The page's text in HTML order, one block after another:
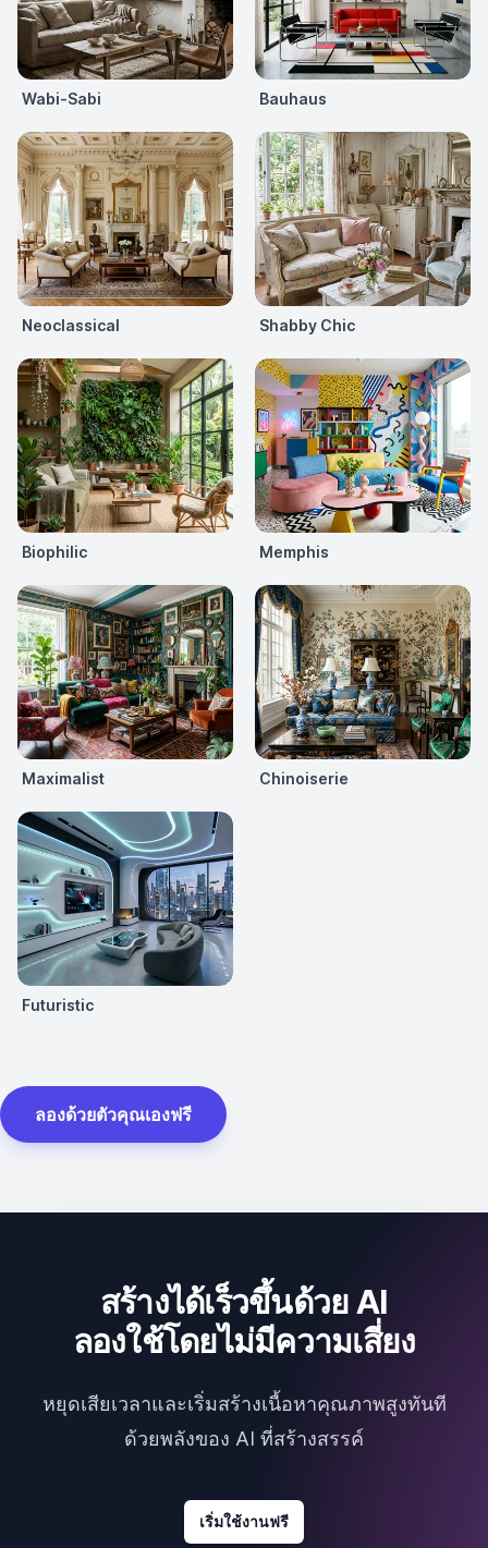
Wabi-Sabi Bauhaus
Neoclassical Shabby Chic
Biophilic Memphis
Maximalist Chinoiserie
Futuristic
ลองด้วยตัวคุณเองฟรี
สร้างได้เร็วขึ้นด้วย AI
ลองใช้โดยไม่มีความเสี่ยง
หยุดเสียเวลาและเริ่มสร้างเนื้อหาคุณภาพสูงทันที
ด้วยพลังของ AI ที่สร้างสรรค์
เริ่มใช้งานฟรี